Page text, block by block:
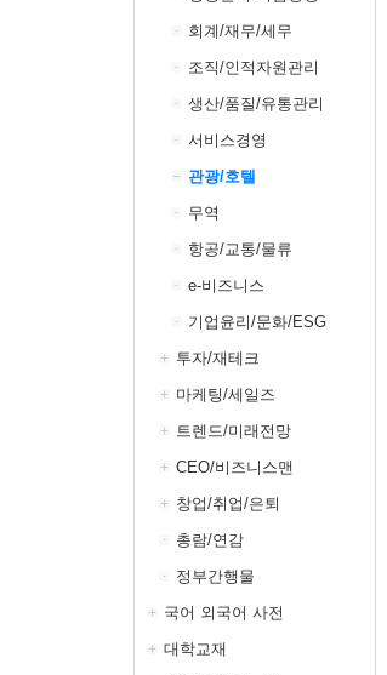
회계/재무/세무
조직/인적자원관리
생산/품질/유통관리
서비스경영
관광/호텔
무역
항공/교통/물류
e-비즈니스
기업윤리/문화/ESG
투자/재테크
마케팅/세일즈
트렌드/미래전망
CEO/비즈니스맨
창업/취업/은퇴
총람/연감
정부간행물
국어 외국어 사전
대학교재